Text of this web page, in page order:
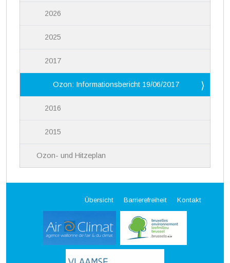
2026
2025
2017
Ozon: Informationsbericht 19/06/2017
2016
2015
Ozon- und Hitzeplan
Übersicht Barrierefreiheit Kontakt